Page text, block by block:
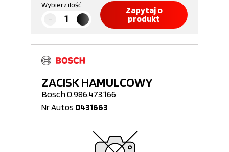
Wybierz ilość
Zapytaj o
produkt
ZACISK HAMULCOWY
Bosch 0.986.473.166
Nr Autos 0431663